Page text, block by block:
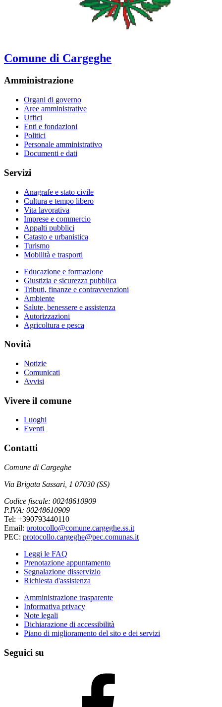
Comune di Cargeghe
Amministrazione
Organi di governo
Aree amministrative
Uffici
Enti e fondazioni
Politici
Personale amministrativo
Documenti e dati
Servizi
Anagrafe e stato civile
Cultura e tempo libero
Vita lavorativa
Imprese e commercio
Appalti pubblici
Catasto e urbanistica
Turismo
Mobilità e trasporti
Educazione e formazione
Giustizia e sicurezza pubblica
Tributi, finanze e contravvenzioni
Ambiente
Salute, benessere e assistenza
Autorizzazioni
Agricoltura e pesca
Novità
Notizie
Comunicati
Avvisi
Vivere il comune
Luoghi
Eventi
Contatti
Comune di Cargeghe
Via Brigata Sassari, 1 07030 (SS)
Codice fiscale: 00248610909
P.IVA: 00248610909
Tel: +390793440110
Email: protocollo@comune.cargeghe.ss.it
PEC: protocollo.cargeghe@pec.comunas.it
Leggi le FAQ
Prenotazione appuntamento
Segnalazione disservizio
Richiesta d'assistenza
Amministrazione trasparente
Informativa privacy
Note legali
Dichiarazione di accessibilità
Piano di miglioramento del sito e dei servizi
Seguici su